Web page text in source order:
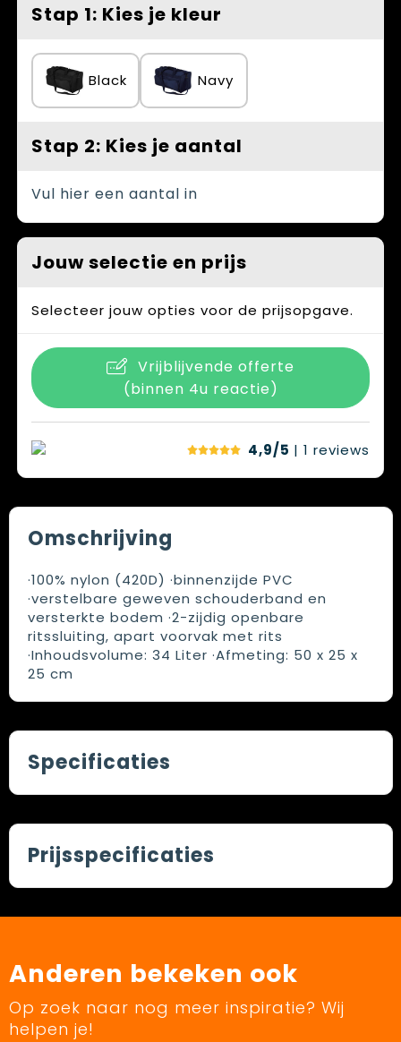
Veiligheid, Auto en Fiets
Stap 1: Kies je kleur
Black Navy
Stap 2: Kies je aantal
Vul hier een aantal in
Jouw selectie en prijs
Selecteer jouw opties voor de prijsopgave.
Vrijblijvende offerte
(binnen 4u reactie)
4,9/5 | 1 reviews
Omschrijving
·100% nylon (420D) ·binnenzijde PVC
·verstelbare geweven schouderband en
versterkte bodem ·2-zijdig openbare
ritssluiting, apart voorvak met rits
·Inhoudsvolume: 34 Liter ·Afmeting: 50 x 25 x
25 cm
Specificaties
Prijsspecificaties
Anderen bekeken ook
Op zoek naar nog meer inspiratie? Wij
helpen je!